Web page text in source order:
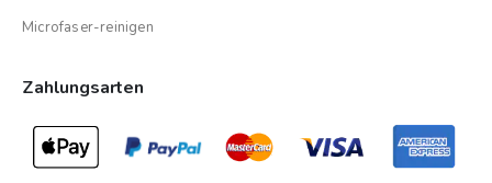
Microfaser-reinigen
Zahlungsarten